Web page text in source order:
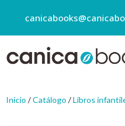
Inicio /Catálogo /Libros